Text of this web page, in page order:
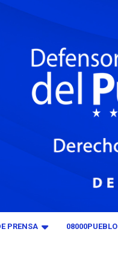
PRENSA 08000PUEBLO